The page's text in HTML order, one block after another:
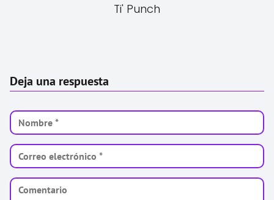
Ti' Punch
Deja una respuesta